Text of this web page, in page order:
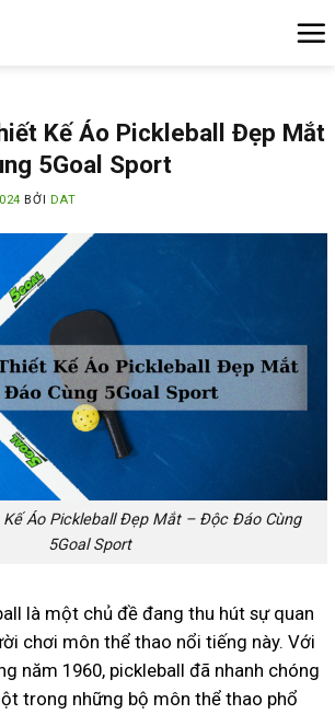
Kế Áo Pickleball Đẹp Mắt
5Goal Sport
BỞI DAT
Kế Áo Pickleball Đẹp Mắt – Độc Đáo Cùng
5Goal Sport
là một chủ đề đang thu hút sự quan
chơi môn thể thao nổi tiếng này. Với
năm 1960, pickleball đã nhanh chóng
trong những bộ môn thể thao phổ